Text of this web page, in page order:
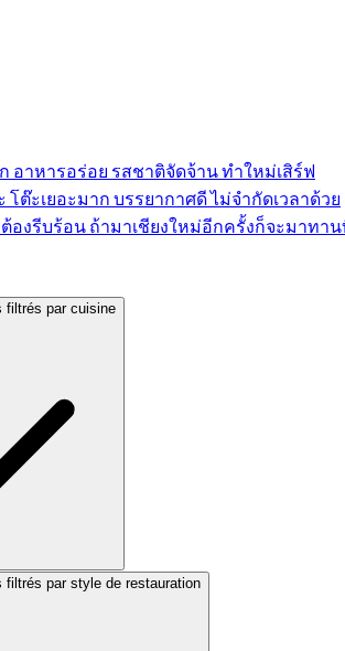
อาหารอร่อย รสชาติจัดจ้าน ทำใหม่เสิร์ฟ
โต๊ะเยอะมาก บรรยากาศดี ไม่จำกัดเวลาด้วย
องรีบร้อน ถ้ามาเชียงใหม่อีกครั้งก็จะมาทา
filtrés par cuisine
filtrés par style de restauration